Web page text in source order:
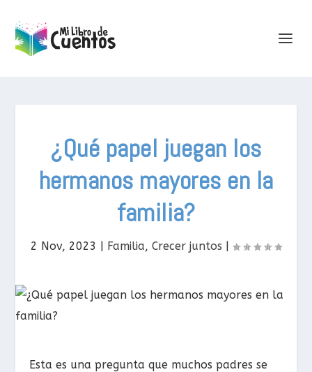
¿Qué papel juegan los
hermanos mayores en la
familia?
2 Nov, 2023 | Familia, Crecer juntos |
Esta es una pregunta que muchos padres se